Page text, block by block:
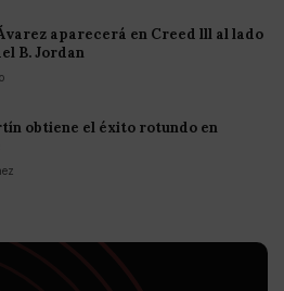
aparecerá en Creed lll al lado
B. Jordan
obtiene el éxito rotundo en